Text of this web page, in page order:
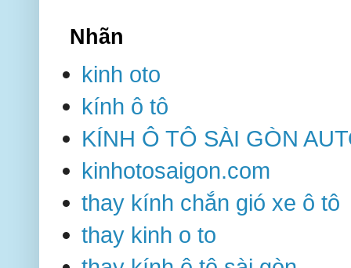
Nhãn
kinh oto
kính ô tô
KÍNH Ô TÔ SÀI GÒN
kinhotosaigon.com
thay kính chắn gió xe ô tô
thay kinh o to